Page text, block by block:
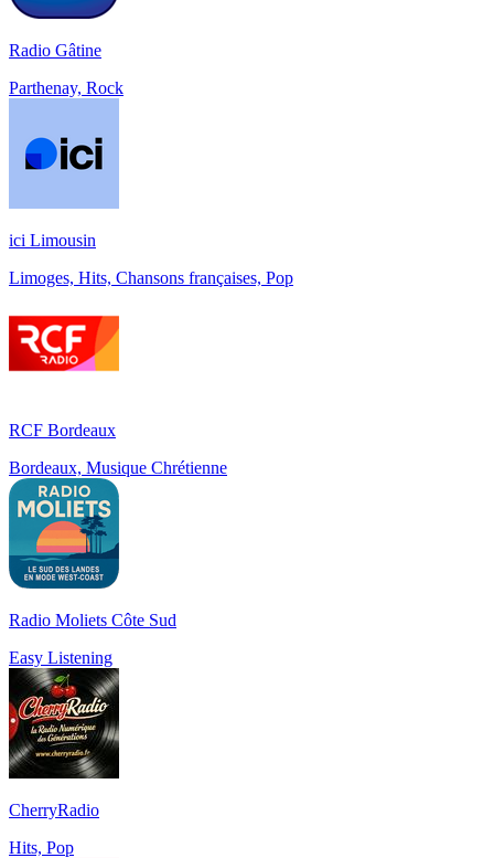
Radio Gâtine
Parthenay, Rock
ici Limousin
Limoges, Hits, Chansons françaises, Pop
RCF Bordeaux
Bordeaux, Musique Chrétienne
Radio Moliets Côte Sud
Easy Listening
CherryRadio
Hits, Pop